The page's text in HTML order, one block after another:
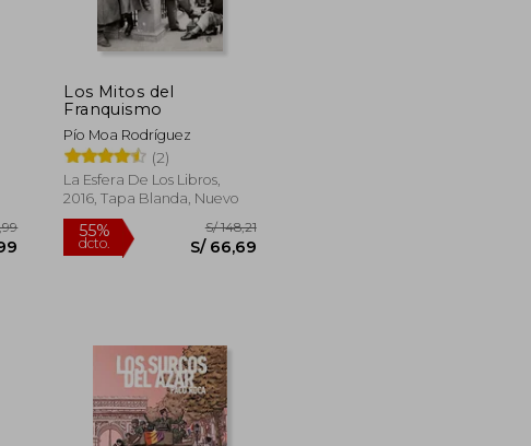
S/ 190,93 40%
Los Mitos del
Franquismo
Pío Moa Rodríguez
(2)
La Esfera De Los Libros,
2016, Tapa Blanda, Nuevo